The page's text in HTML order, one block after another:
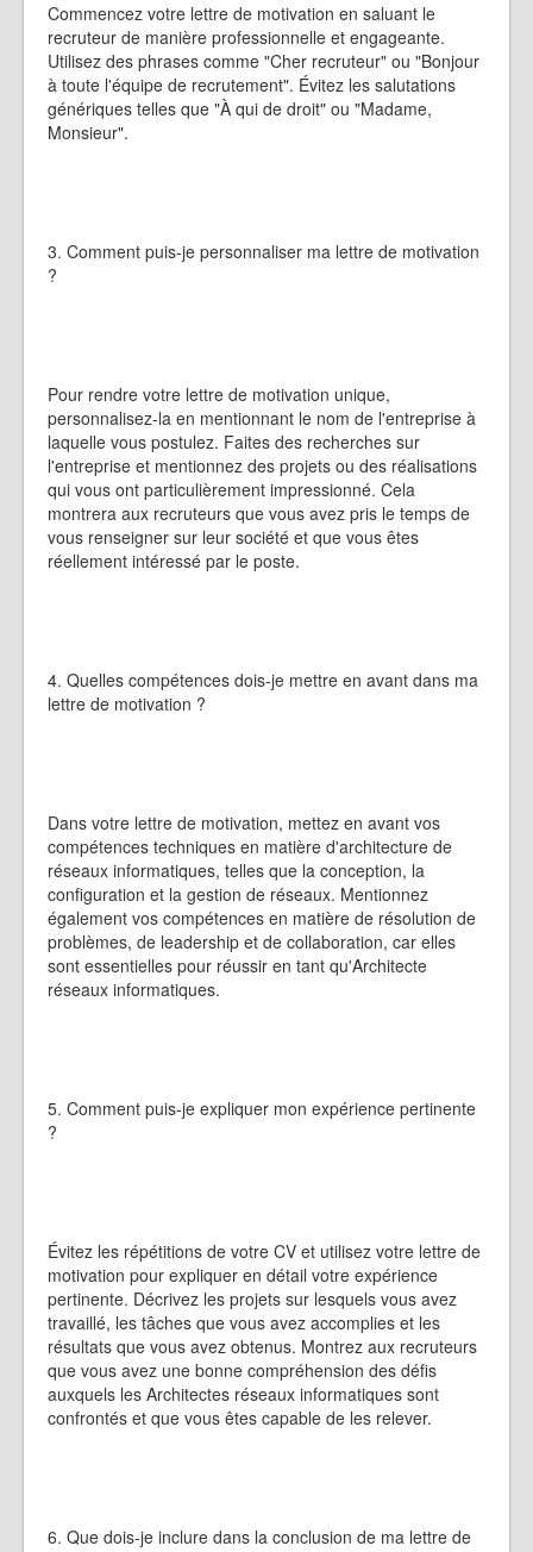
Commencez votre lettre de motivation en saluant le
recruteur de manière professionnelle et engageante.
Utilisez des phrases comme "Cher recruteur" ou "Bonjour
à toute l'équipe de recrutement". Évitez les salutations
génériques telles que "À qui de droit" ou "Madame,
Monsieur".
3. Comment puis-je personnaliser ma lettre de motivation
?
Pour rendre votre lettre de motivation unique,
personnalisez-la en mentionnant le nom de l'entreprise à
laquelle vous postulez. Faites des recherches sur
l'entreprise et mentionnez des projets ou des réalisations
qui vous ont particulièrement impressionné. Cela
montrera aux recruteurs que vous avez pris le temps de
vous renseigner sur leur société et que vous êtes
réellement intéressé par le poste.
4. Quelles compétences dois-je mettre en avant dans ma
lettre de motivation ?
Dans votre lettre de motivation, mettez en avant vos
compétences techniques en matière d'architecture de
réseaux informatiques, telles que la conception, la
configuration et la gestion de réseaux. Mentionnez
également vos compétences en matière de résolution de
problèmes, de leadership et de collaboration, car elles
sont essentielles pour réussir en tant qu'Architecte
réseaux informatiques.
5. Comment puis-je expliquer mon expérience pertinente
?
Évitez les répétitions de votre CV et utilisez votre lettre de
motivation pour expliquer en détail votre expérience
pertinente. Décrivez les projets sur lesquels vous avez
travaillé, les tâches que vous avez accomplies et les
résultats que vous avez obtenus. Montrez aux recruteurs
que vous avez une bonne compréhension des défis
auxquels les Architectes réseaux informatiques sont
confrontés et que vous êtes capable de les relever.
6. Que dois-je inclure dans la conclusion de ma lettre de